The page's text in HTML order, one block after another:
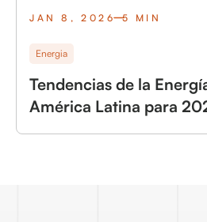
JAN 8, 2026 5 MIN
Energia
Tendencias de la
América Latina para